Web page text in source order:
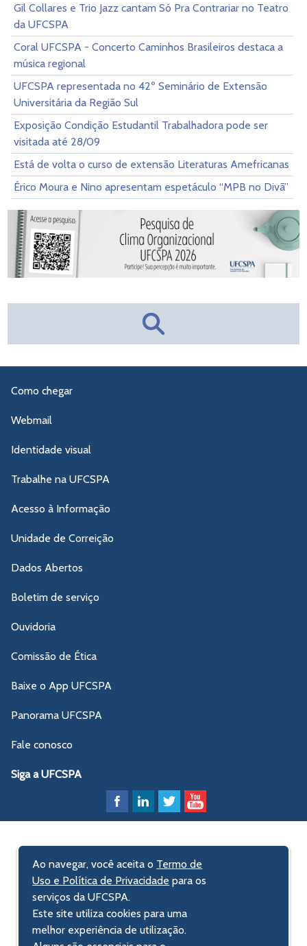
Gil Collares e Trio Jazz cantam Só Pra Contrariar no Teatro
da UFCSPA
Coral UFCSPA - Concerto Caminhos Brasileiros destaca a
música regional
UFCSPA representada no 42º Seminário de Extensão
Universitária da Região Sul
Exposição Condição Estudantil Trabalhadora pode ser
visitada até 28/09
Está de volta o curso de extensão Literaturas Amefricanas
Érico Moura e Nino apresentam espetáculo “MPB no Divã”
Como chegar
Webmail
Identidade visual
Trabalhe na UFCSPA
Acesso à Informação
Unidade de Correição
Dados Abertos
Boletim de serviço
Ouvidoria
Comissão de Ética
Baixe o App UFCSPA
Panorama UFCSPA
Fale conosco
Siga a UFCSPA
Ao navegar, você aceita o Termo de
Uso e Política de Privacidade para os
serviços da UFCSPA.
Este site utiliza cookies para uma
melhor experiência de utilização.